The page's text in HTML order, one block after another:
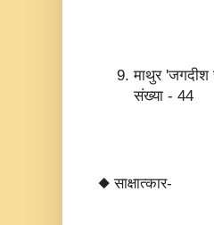
माथुर 'जगदीश
संख्या - 44
◆ साक्षात्कार-